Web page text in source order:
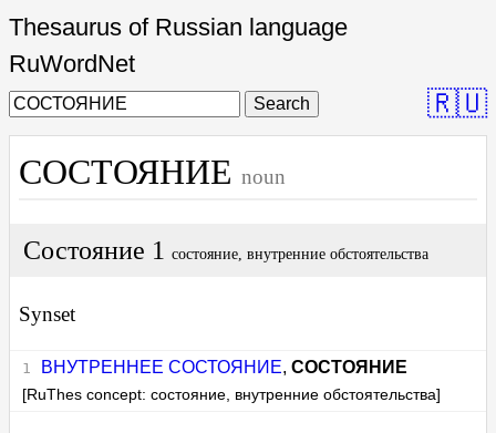
Thesaurus of Russian language
RuWordNet
Search 🇷🇺
СОСТОЯНИЕ noun
Состояние 1 состояние, внутренние обстоятельства
Synset
ВНУТРЕННЕЕ СОСТОЯНИЕ, СОСТОЯНИЕ
[RuThes concept: состояние, внутренние обстоятельства]